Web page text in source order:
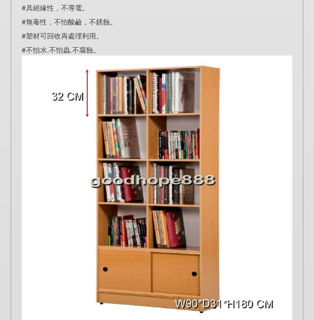
#具絕緣性，不導電。
#無毒性，不怕酸鹼，不銹蝕。
#塑材可回收再處理利用。
#不怕水.不怕蟲.不腐蝕。